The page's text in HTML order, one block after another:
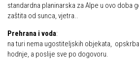
Povijest SVP
Speleolozi
Dragojlinom stazom na Okić
Dan Željezničara na Oštrcu
Putopisi
Put ekspedicionizma
standardna planinarska za Alpe u ovo doba
zaštita od sunca, vjetra..
Prehrana i voda:
na turi nema ugostiteljskih objekata,
hodnje, a poslije sve po dogovoru.